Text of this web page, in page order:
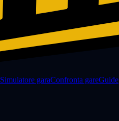
Simulatore garaConfronta gareGuide